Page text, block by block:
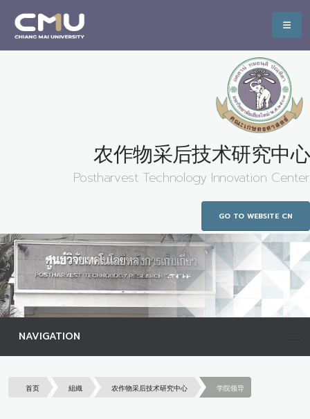
农作物采后技术研究中心
Postharvest Technology Innovation Center
GO TO WEBSITE CN
NAVIGATION
首页 組織 农作物采后技术研究中心 学院领导